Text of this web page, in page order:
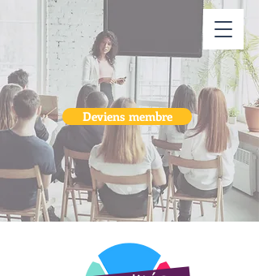
Deviens membre